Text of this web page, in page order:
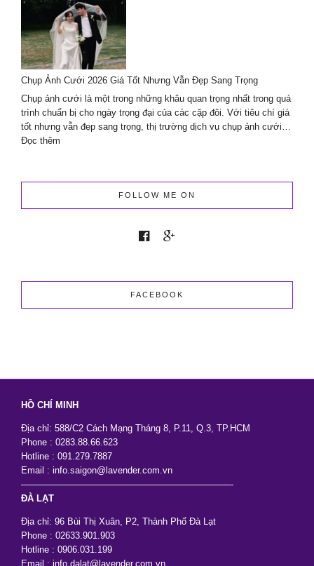
planner
&
Events
Chụp Ảnh Cưới 2026 Giá Tốt Nhưng Vẫn Đẹp Sang Trọng
Chụp ảnh cưới là một trong những khâu quan trọng nhất trong quá
trình chuẩn bị cho ngày trọng đại của các cặp đôi. Với tiêu chí giá
tốt nhưng vẫn đẹp sang trọng, thị trường dịch vụ chụp ảnh cưới…
Đọc thêm
Cưới
Giá
Sang
FOLLOW ME ON
FACEBOOK
HỒ CHÍ MINH
Địa chỉ: 588/C2 Cách Mạng Tháng 8, P.11, Q.3, TP.HCM
Phone : 0283.88.66.623
Hotline : 091.279.7887
Email : info.saigon@lavender.com.vn
———————————————————————-
ĐÀ LẠT
Địa chỉ: 96 Bùi Thị Xuân, P2, Thành Phố Đà Lạt
Phone : 02633.901.903
Hotline : 0906.031.199
Email : info.dalat@lavender.com.vn